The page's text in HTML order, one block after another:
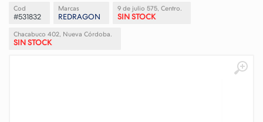
Cod
#531832
Marcas
REDRAGON
9 de julio 575, Centro.
SIN STOCK
Chacabuco 402, Nueva Córdoba.
SIN STOCK